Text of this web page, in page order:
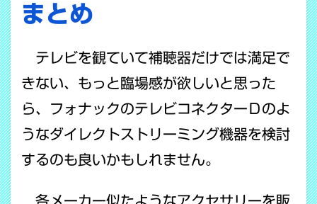
まとめ
テレビを観ていて補聴器だけでは満足で
きない、もっと臨場感が欲しいと思った
ら、フォナックのテレビコネクターＤのよ
うなダイレクトストリーミング機器を検討
するのも良いかもしれません。
各メーカー似たようなアクセサリーを販